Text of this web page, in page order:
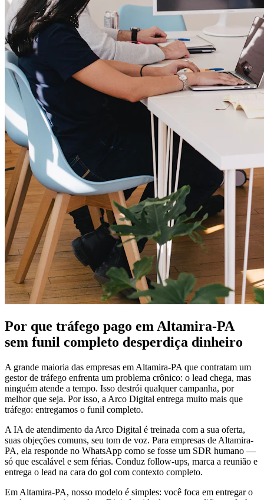
Por que tráfego pago em Altamira-PA
sem funil completo desperdiça dinheiro
A grande maioria das empresas em Altamira-PA que contratam um
gestor de tráfego enfrenta um problema crônico: o lead chega, mas
ninguém atende a tempo. Isso destrói qualquer campanha, por
melhor que seja. Por isso, a Arco Digital entrega muito mais que
tráfego: entregamos o funil completo.
A IA de atendimento da Arco Digital é treinada com a sua oferta,
suas objeções comuns, seu tom de voz. Para empresas de Altamira-
PA, ela responde no WhatsApp como se fosse um SDR humano —
só que escalável e sem férias. Conduz follow-ups, marca a reunião e
entrega o lead na cara do gol com contexto completo.
Em Altamira-PA, nosso modelo é simples: você foca em entregar o